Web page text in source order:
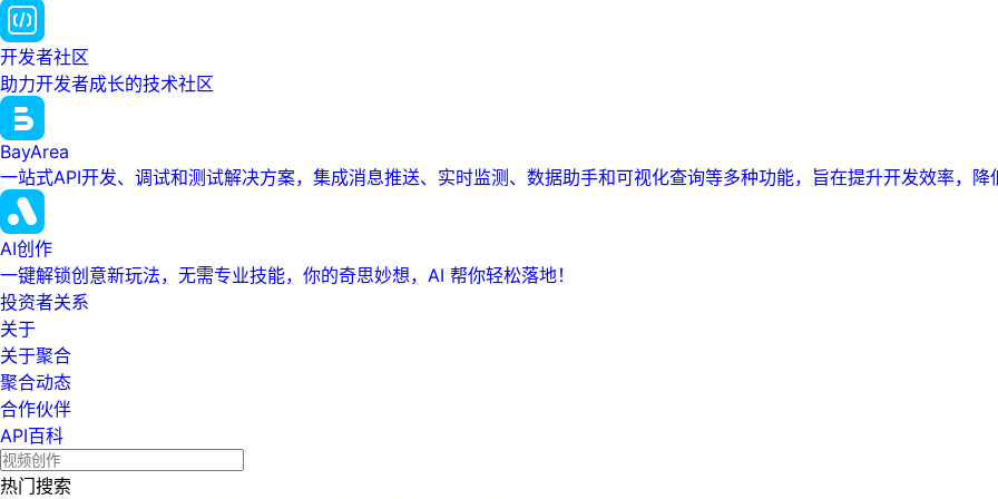
开发者社区
助力开发者成长的技术社区
BayArea
一站式API开发、调试和测试解决方案，集成消息推送、实时监测、数据助手和可视化查询等多种功能，旨在提升开发效率，降
AI创作
一键解锁创意新玩法，无需专业技能，你的奇思妙想，AI 帮你轻松落地！
投资者关系
关于
关于聚合
聚合动态
合作伙伴
API百科
热门搜索